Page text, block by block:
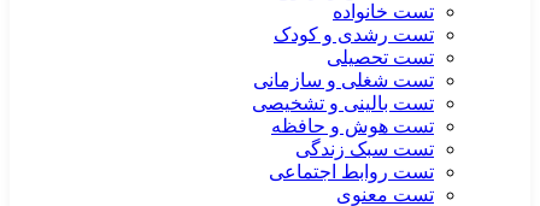
تست خانواده
تست رشدی و کودک
تست تحصیلی
تست شغلی و سازمانی
تست بالینی و تشخیصی
تست هوش و حافظه
تست سبک زندگی
تست روابط اجتماعی
تست معنوی